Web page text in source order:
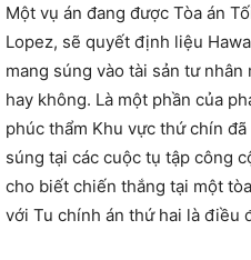
Một vụ án đang được Tòa án
Lopez, sẽ quyết định liệu
mang súng vào tài sản tư
hay không. Là một phần của
phúc thẩm Khu vực thứ chín
súng tại các cuộc tụ tập công
cho biết chiến thắng tại một
với Tu chính án thứ hai là điều